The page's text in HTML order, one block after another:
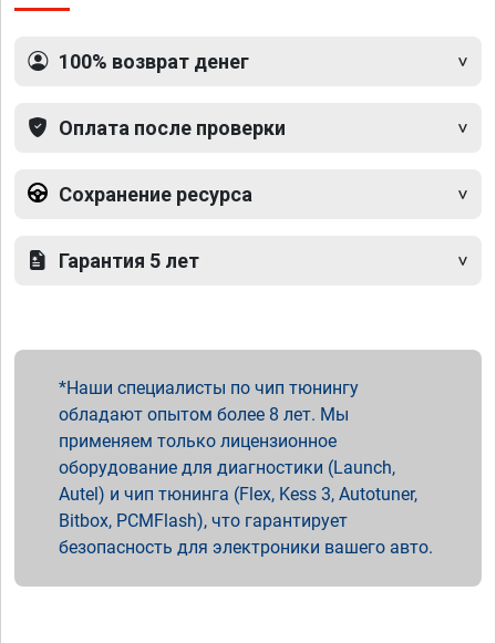
100% возврат денег
Оплата после проверки
Сохранение ресурса
Гарантия 5 лет
Наши специалисты по чип тюнингу
обладают опытом более 8 лет. Мы
применяем только лицензионное
оборудование для диагностики (Launch,
Autel) и чип тюнинга (Flex, Kess 3, Autotuner,
Bitbox, PCMFlash), что гарантирует
безопасность для электроники вашего авто.